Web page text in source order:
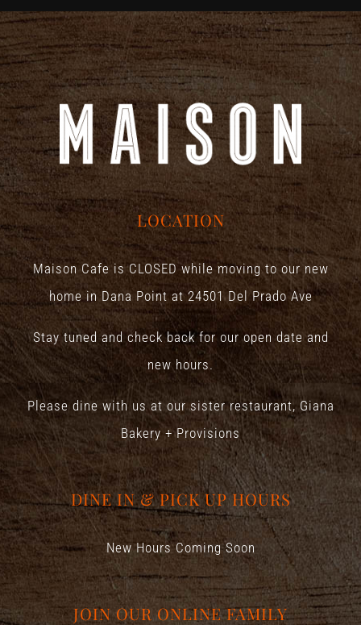
LOCATION
Maison Cafe is CLOSED while moving to our new
home in Dana Point at24501 Del Prado Ave
Stay tuned and check back for our open date and
new hours.
Please dine with us at our sister restaurant, Giana
Bakery + Provisions
DINE IN & PICK UP HOURS
New Hours Coming Soon
JOIN OUR ONLINE FAMILY